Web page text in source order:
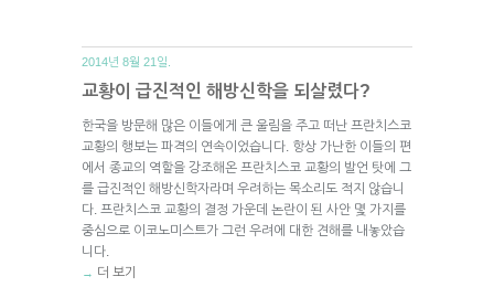
2014년 8월 21일.
교황이 급진적인 해방신학을 되살렸다?
한국을 방문해 많은 이들에게 큰 울림을 주고 떠난 프란치스코
교황의 행보는 파격의 연속이었습니다. 항상 가난한 이들의 편
에서 종교의 역할을 강조해온 프란치스코 교황의 발언 탓에 그
를 급진적인 해방신학자라며 우려하는 목소리도 적지 않습니
다. 프란치스코 교황의 결정 가운데 논란이 된 사안 몇 가지를
중심으로 이코노미스트가 그런 우려에 대한 견해를 내놓았습
니다.
→ 더 보기